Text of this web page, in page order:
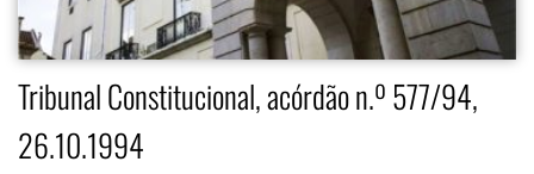
Tribunal Constitucional, acórdão n.º 577/94,
26.10.1994